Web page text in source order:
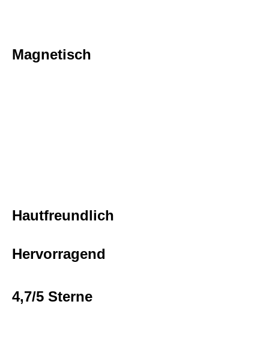
Magnetisch
Hautfreundlich
Hervorragend
4,7/5 Sterne